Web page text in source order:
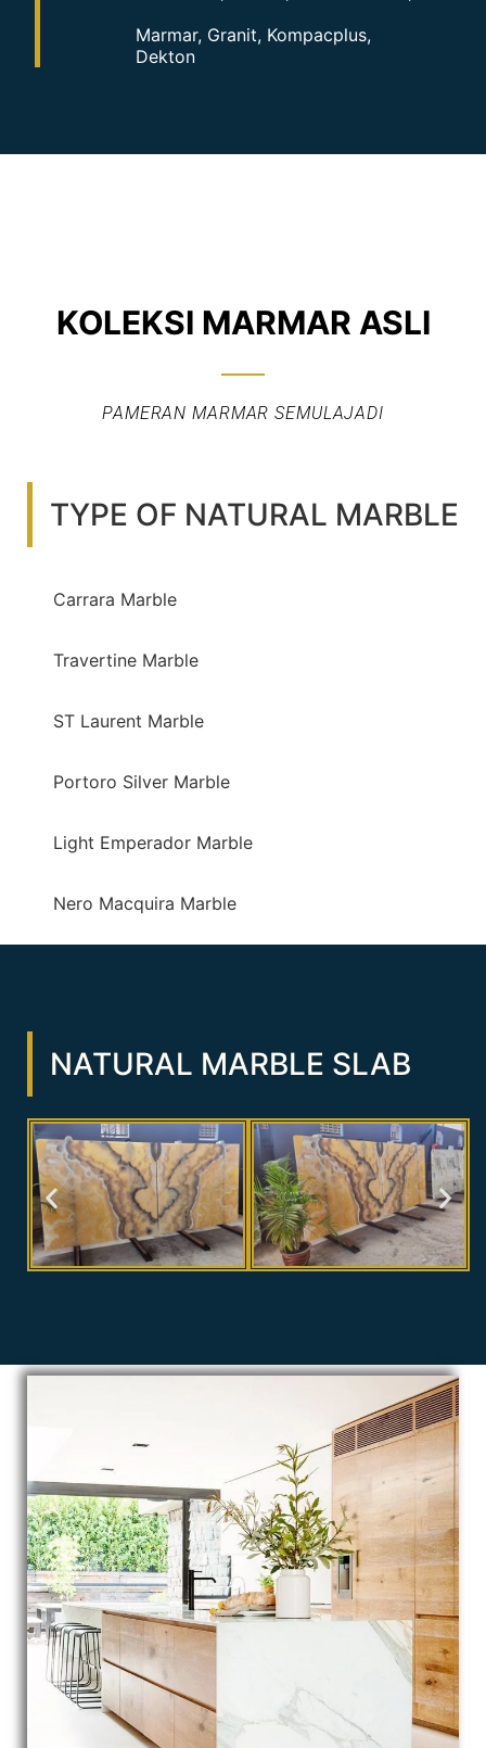
Marmar, Granit, Kompacplus,
Dekton
KOLEKSI MARMAR ASLI
PAMERAN MARMAR SEMULAJADI
TYPE OF NATURAL MARBLE
Carrara Marble
Travertine Marble
ST Laurent Marble
Portoro Silver Marble
Light Emperador Marble
Nero Macquira Marble
NATURAL MARBLE SLAB